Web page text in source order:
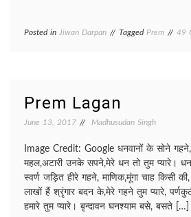
Posted in Jiwan Darpan Tagged Prem 49
Prem Lagan
June 13, 2017 Madhusudan Singh
Image Credit: Google धनवानों के सोने
महल,अटारी उनके सपने,मेरे धन तो तुम प्यारे।
स्वर्ण जड़ित हीरे गहने, माणिक,मूंगा चाह किसी
लाखों हैं श्रृंगार बदन के,मेरे गहने तुम प्यारे,
हमारे तुम प्यारे। बृन्दावन घनश्याम बसे, बसते […]